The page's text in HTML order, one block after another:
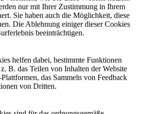
nur mit Ihrer Zustimmung in Ihrem
Sie haben auch die Möglichkeit, diese
Die Ablehnung einiger dieser Cookies
beeinträchtigen.
helfen dabei, bestimmte Funktionen
B. das Teilen von Inhalten der Website
das Sammeln von Feedback
von Dritten.